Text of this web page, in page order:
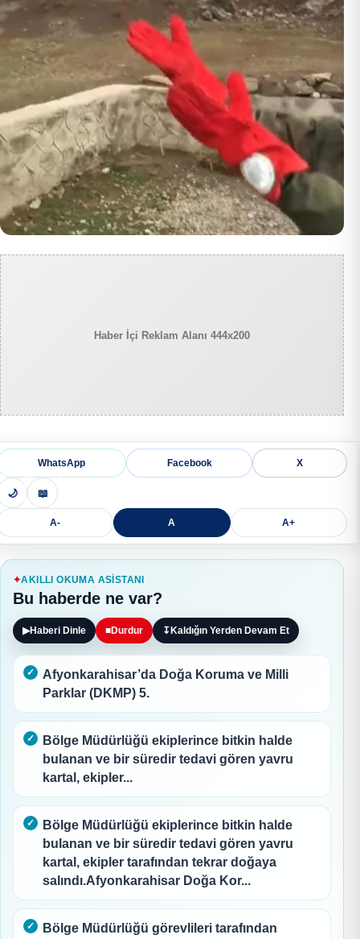
Haber İçi Reklam Alanı 444x200
WhatsApp Facebook X
🌙 📖
A- A A+
AKILLI OKUMA ASISTANI
Bu haberde ne var?
▶Haberi Dinle ■Durdur ↧ Kaldığın Yerden Devam Et
Afyonkarahisar’da Doğa Koruma ve Milli
Parklar (DKMP) 5.
Bölge Müdürlüğü ekiplerince bitkin halde
bulanan ve bir süredir tedavi gören yavru
kartal, ekipler...
Bölge Müdürlüğü ekiplerince bitkin halde
bulanan ve bir süredir tedavi gören yavru
kartal, ekipler tarafından tekrar doğaya
salındı.Afyonkarahisar Doğa Kor...
Bölge Müdürlüğü görevlileri tarafından